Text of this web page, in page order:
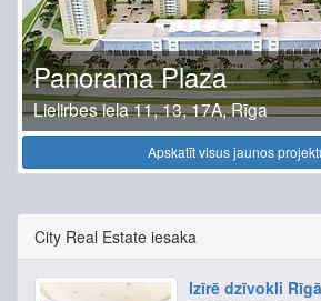
Panorama Plaza
Lielirbes iela 11, 13, 17A, Rīga
Apskatīt visus jaunos
City Real Estate iesaka
Izīrē dzīvokli